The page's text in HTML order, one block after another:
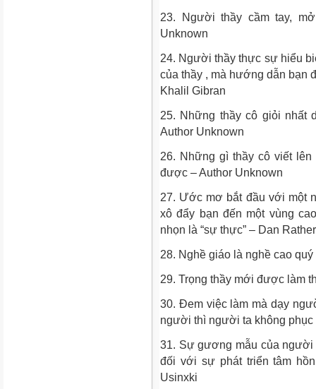
23. Người thầy cầm tay,
Unknown
24. Người thầy thực sự hiểu
của thầy , mà hướng dẫn bạn
Khalil Gibran
25. Những thầy cô giỏi nhất
Author Unknown
26. Những gì thầy cô viết
được – Author Unknown
27. Ước mơ bắt đầu với một
xô đẩy bạn đến một vùng
nhọn là “sự thực” – Dan Rather
28. Nghề giáo là nghề cao
29. Trọng thầy mới được làm
30. Đem việc làm mà dạy
người thì người ta không
31. Sự gương mẫu của người
đối với sự phát triển tâm
Usinxki